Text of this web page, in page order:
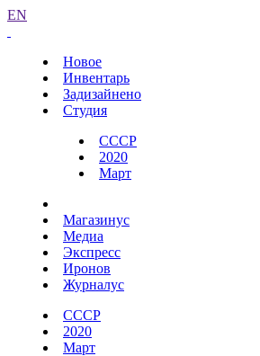
EN
Новое
Инвентарь
Задизайнено
Студия
СССР
2020
Март
Магазинус
Медиа
Экспресс
Иронов
Журналус
СССР
2020
Март